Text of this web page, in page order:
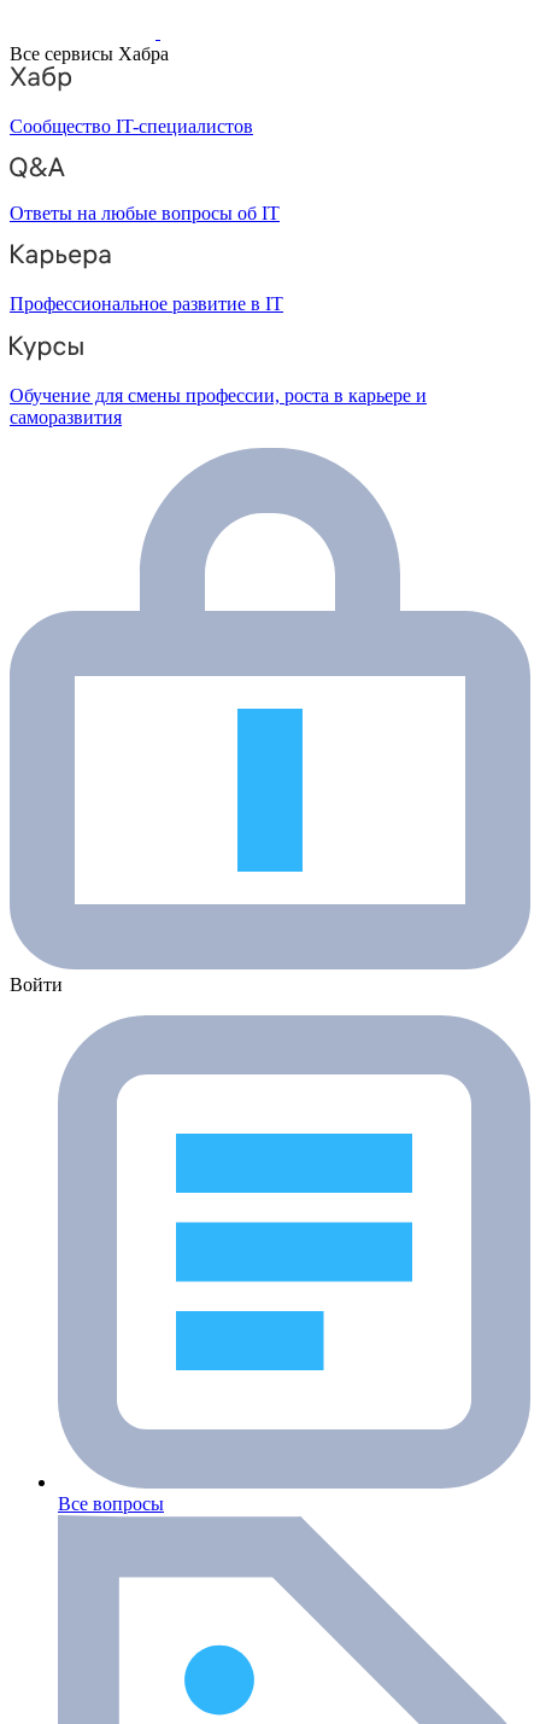
Все сервисы Хабра
Сообщество IT-специалистов
Ответы на любые вопросы об IT
Профессиональное развитие в IT
Обучение для смены профессии, роста в карьере и
саморазвития
Войти
Все вопросы